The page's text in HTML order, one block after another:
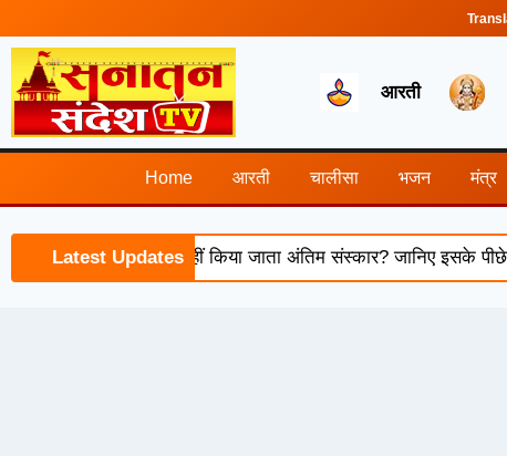
आरती
Home आरती चालीसा भजन मंत्र
Latest Updates
सूर्यास्त के बाद क्यों नहीं किया जाता अंतिम संस्कार? जानिए इसके पीछे की